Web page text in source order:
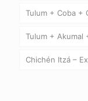
Tulum + Coba +
Tulum + Akumal
Chichén Itzá –